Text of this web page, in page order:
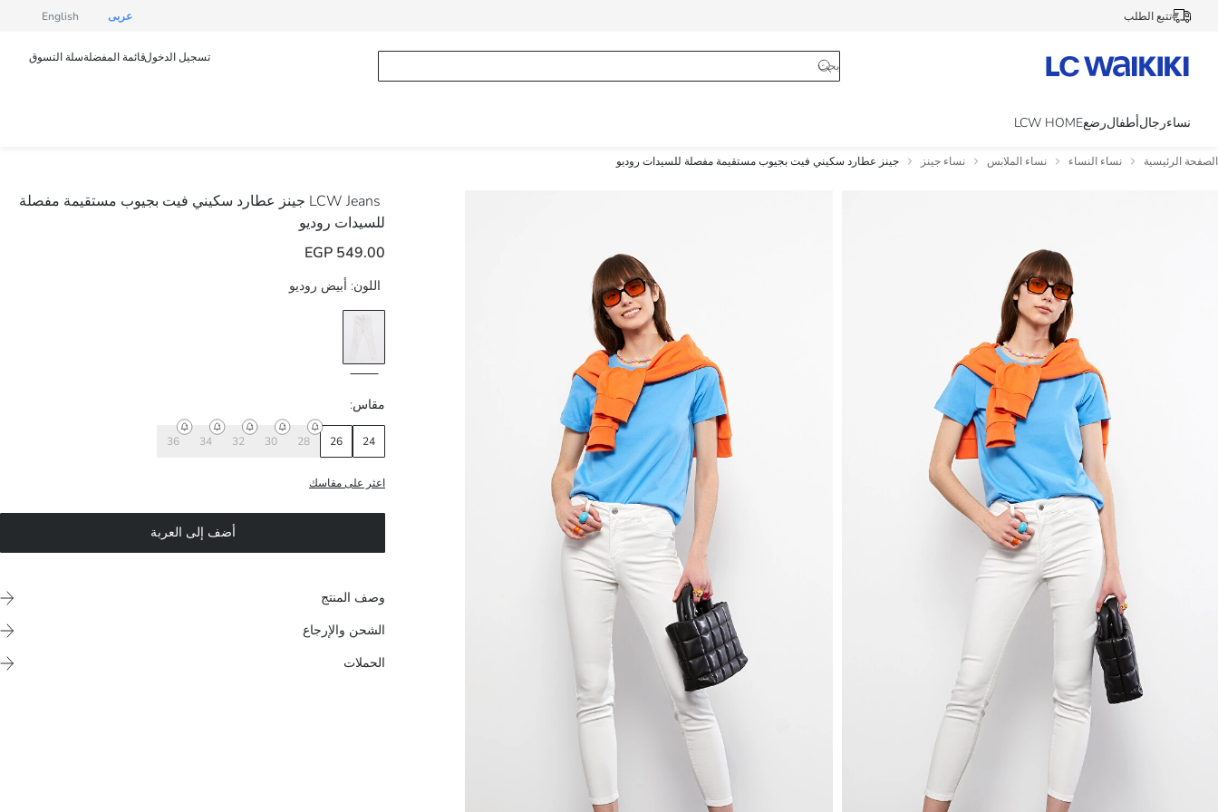
تتبع الطلب عربى English
تسجيل الدخولقائمة المفضلةسلة التسوق
نساءرجالأطفالرضعLCW HOME
الصفحة الرئيسية نساء النساء نساء الملابس نساء جينز جينز عطارد سكيني فيت بجيوب مستقيمة مفصلة للسيدات روديو
LCW Jeans جينز عطارد سكيني فيت بجيوب مستقيمة مفصلة
للسيدات روديو
549.00 EGP
اللون: أبيض روديو
مقاس:
24
26
28
30
32
34
36
اعثر على مقاسك
أضف إلى العربة
وصف المنتج
الشحن والإرجاع
الحملات